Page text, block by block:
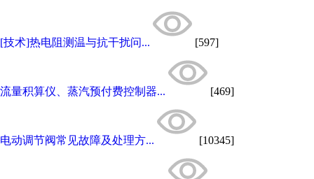
[技术]热电阻测温与抗干扰问... [597]
流量积算仪、蒸汽预付费控制器... [469]
电动调节阀常见故障及处理方... [10345]